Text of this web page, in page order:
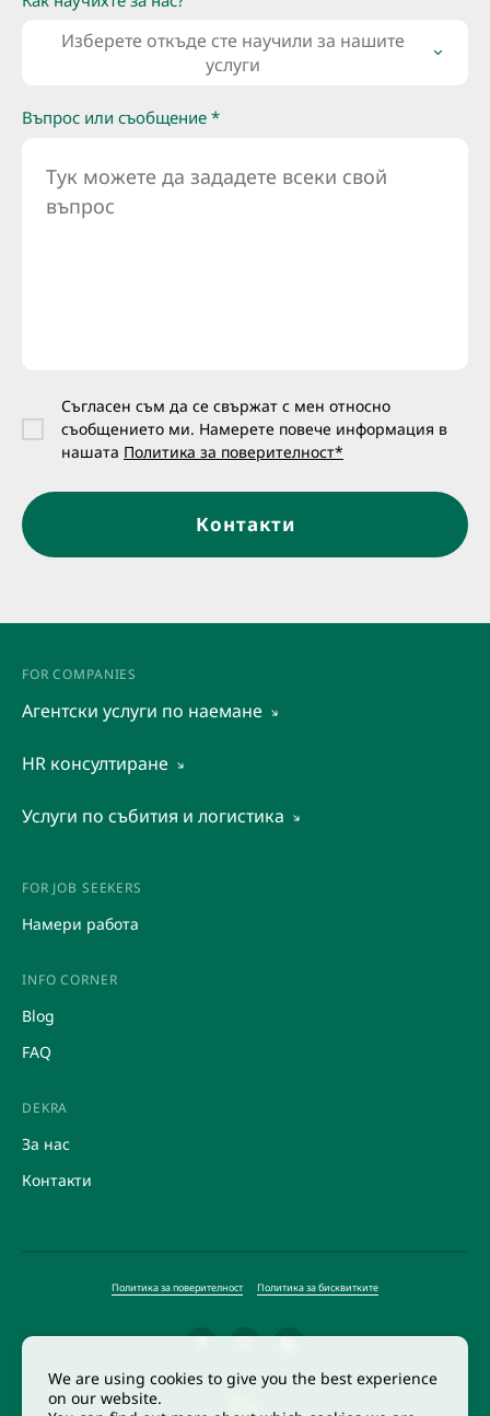
Изберете откъде сте научили за нашите
услуги
Въпрос или съобщение *
Съгласен съм да се свържат с мен относно
съобщението ми. Намерете повече информация в
нашата Политика за поверителност*
Контакти
FOR COMPANIES
Агентски услуги по наемане
Набиране и предварителен подбор на кандидати
HR консултиране
Услуги по събития и логистика
Промоции
Организация на събития
FOR JOB SEEKERS
Намери работа
INFO CORNER
Blog
FAQ
DEKRA
За нас
Контакти
Политика за поверителност Политика за бисквитките
We are using cookies to give you the best experience
on our website.